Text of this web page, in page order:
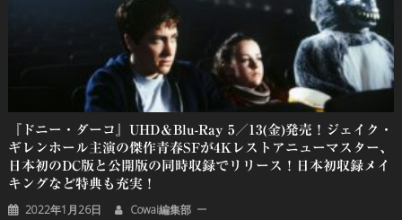
『ドニー・ダーコ』UHD＆Blu-Ray 5／13(金)発売！ジェイク・
ギレンホール主演の傑作青春SFが4Kレストアニューマスター、
日本初のDC版と公開版の同時収録でリリース！日本初収録メイ
キングなど特典も充実！
2022年1月26日 Cowai編集部